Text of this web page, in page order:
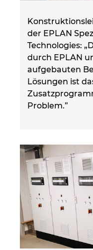
der EPLAN
Technologies:
durch EPLAN
aufgebauten
Lösungen ist
Problem.”